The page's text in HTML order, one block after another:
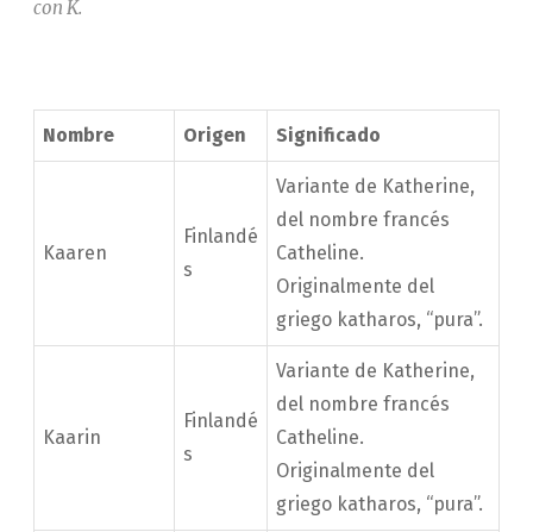
con K.
Nombre Origen Significado
Kaaren
Finlandé
s
Variante de Katherine,
del nombre francés
Catheline.
Originalmente del
griego katharos, “pura”.
Kaarin
Finlandé
s
Variante de Katherine,
del nombre francés
Catheline.
Originalmente del
griego katharos, “pura”.